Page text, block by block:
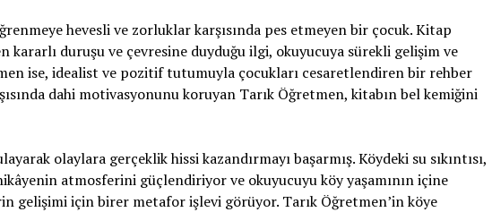
hevesli ve zorluklar karşısında pes etmeyen bir çocuk. Kitap
duruşu ve çevresine duyduğu ilgi, okuyucuya sürekli gelişim ve
ise, idealist ve pozitif tutumuyla çocukları cesaretlendiren bir rehber
dahi motivasyonunu koruyan Tarık Öğretmen, kitabın bel kemiğini
olaylara gerçeklik hissi kazandırmayı başarmış. Köydeki su sıkıntısı,
atmosferini güçlendiriyor ve okuyucuyu köy yaşamının içine
gelişimi için birer metafor işlevi görüyor. Tarık Öğretmen’in köye